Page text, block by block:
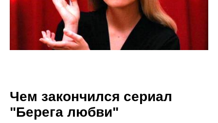
Чем закончился сериал
"Берега любви"